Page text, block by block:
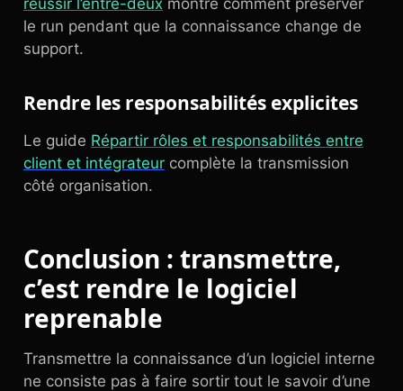
réussir l’entre-deux montre comment préserver
le run pendant que la connaissance change de
support.
Rendre les responsabilités explicites
Le guide Répartir rôles et responsabilités entre
client et intégrateur complète la transmission
côté organisation.
Conclusion : transmettre,
c’est rendre le logiciel
reprenable
Transmettre la connaissance d’un logiciel interne
ne consiste pas à faire sortir tout le savoir d’une